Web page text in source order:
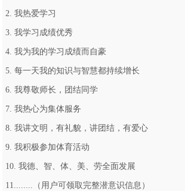
2. 我热爱学习
3. 我学习成绩优秀
4. 我为我的学习成绩而自豪
5. 每一天我的知识与智慧都持续增长
6. 我尊敬师长，团结同学
7. 我热心为集体服务
8. 我讲文明，有礼貌，讲团结，有爱心
9. 我积极参加体育活动
10. 我德、智、体、美、劳全面发展
11........（用户可领取完整潜意识信息）